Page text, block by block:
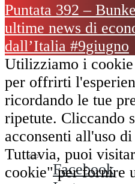
Puntata 392 –
ultime news di
dall’Italia #9giugno
Facebook
Utilizziamo i
per offrirti
ricordando le tue
ripetute. Cliccando
acconsenti all'uso
Tuttavia, puoi
cookie" per fornire